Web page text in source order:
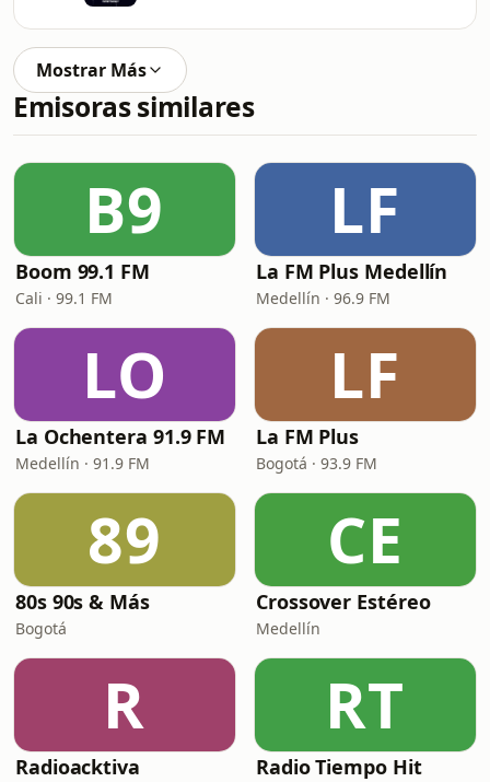
Mostrar Más
Emisoras similares
B9
Boom 99.1 FM
Cali · 99.1 FM
LF
La FM Plus Medellín
Medellín · 96.9 FM
LO
La Ochentera 91.9 FM
Medellín · 91.9 FM
LF
La FM Plus
Bogotá · 93.9 FM
89
80s 90s & Más
Bogotá
CE
Crossover Estéreo
Medellín
R
Radioacktiva
RT
Radio Tiempo Hit